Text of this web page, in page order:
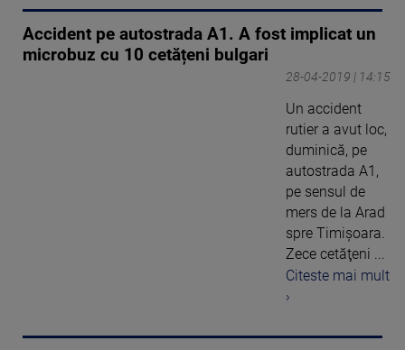
Accident pe autostrada A1. A fost implicat un
microbuz cu 10 cetățeni bulgari
28-04-2019 | 14:15
Un accident
rutier a avut loc,
duminică, pe
autostrada A1,
pe sensul de
mers de la Arad
spre Timişoara.
Zece cetăţeni ...
Citeste mai mult
›